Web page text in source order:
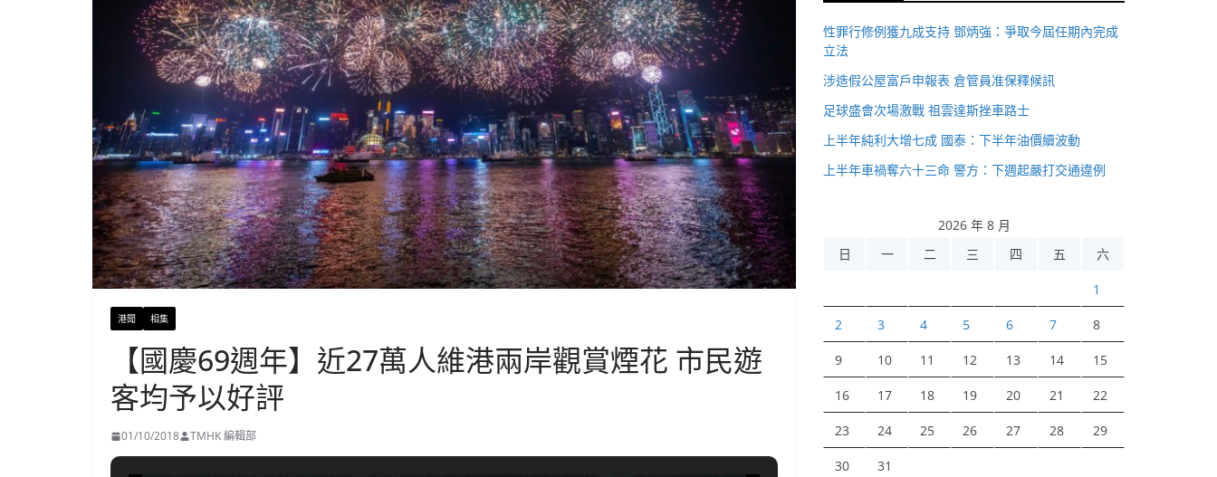
港聞 相集
【國慶69週年】近27萬人維港兩岸觀賞煙花 市民遊
客均予以好評
01/10/2018 TMHK 編輯部
性罪行修例獲九成支持 鄧炳強：爭取今屆任期內完成
立法
涉造假公屋富戶申報表 倉管員准保釋候訊
足球盛會次場激戰 祖雲達斯挫車路士
上半年純利大增七成 國泰：下半年油價續波動
上半年車禍奪六十三命 警方：下週起嚴打交通違例
2026 年 8 月
日
一 二 三 四 五 六
1
2 3 4 5 6 7 8
9 10 11 12 13 14 15
16 17 18 19 20 21 22
23 24 25 26 27 28 29
30 31